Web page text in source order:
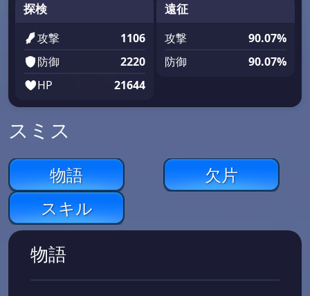
探検
攻撃
1106
防御
2220
HP
21644
遠征
攻撃
90.07%
防御
90.07%
スミス
物語
欠片
スキル
物語